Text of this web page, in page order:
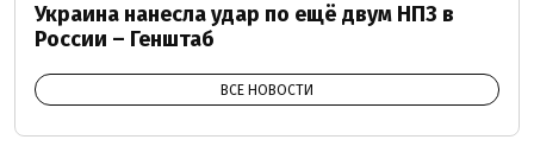
Украина нанесла удар по ещё двум НПЗ в
России – Генштаб
ВСЕ НОВОСТИ